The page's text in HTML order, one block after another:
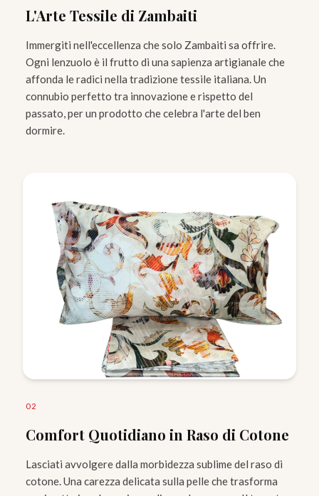
L'Arte Tessile di Zambaiti
Immergiti nell'eccellenza che solo Zambaiti sa offrire.
Ogni lenzuolo è il frutto di una sapienza artigianale che
affonda le radici nella tradizione tessile italiana. Un
connubio perfetto tra innovazione e rispetto del
passato, per un prodotto che celebra l'arte del ben
dormire.
02
Comfort Quotidiano in Raso di Cotone
Lasciati avvolgere dalla morbidezza sublime del raso di
cotone. Una carezza delicata sulla pelle che trasforma